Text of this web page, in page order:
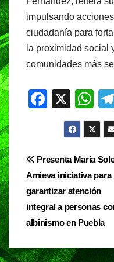
impulsando
ciudadanía para
la proximidad social
comunidades más
F
e
b
o
o
k
X
W
h
at
s
A
p
p
de
entradas
Presenta María
Amieva iniciativa para
garantizar atención
integral a personas
albinismo en Puebla